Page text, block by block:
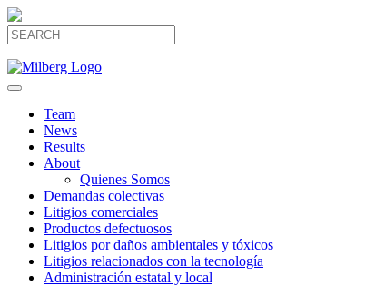
Team
News
Results
About
Quienes Somos
Demandas colectivas
Litigios comerciales
Productos defectuosos
Litigios por daños ambientales y tóxicos
Litigios relacionados con la tecnología
Administración estatal y local